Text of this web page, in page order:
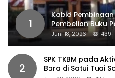
1
Kabid Pembinaan
Pembelian Buku
Dipaksakan
Juni 18, 2026 439
2
SPK TKBM pada
Bara di Satui Tuai